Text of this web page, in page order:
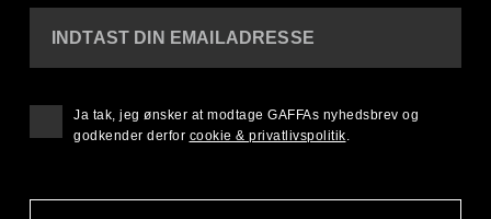
INDTAST DIN EMAILADRESSE
Ja tak, jeg ønsker at modtage GAFFAs nyhedsbrev og
godkender derfor cookie & privatlivspolitik.